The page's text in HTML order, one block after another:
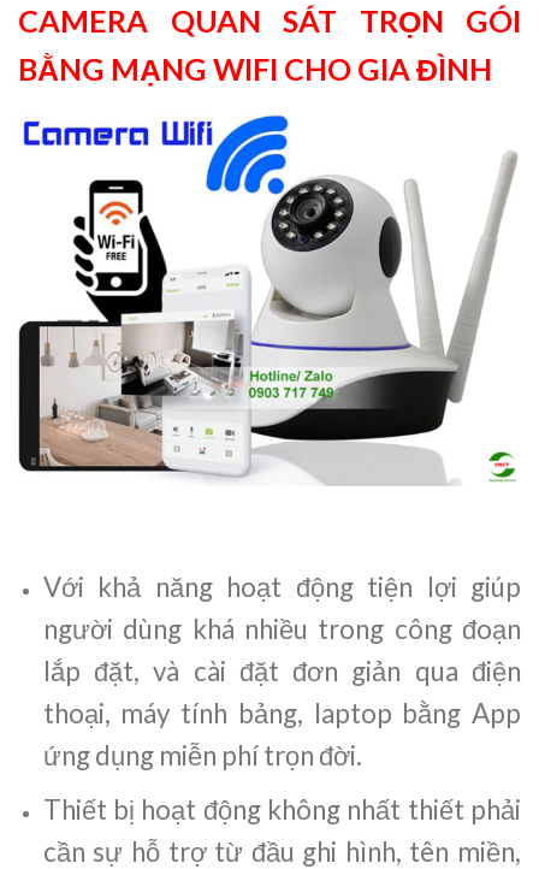
CAMERA QUAN SÁT TRỌN GÓI
BẰNG MẠNG WIFI CHO GIA ĐÌNH
Với khả năng hoạt động tiện lợi giúp
người dùng khá nhiều trong công đoạn
lắp đặt, và cài đặt đơn giản qua điện
thoại, máy tính bảng, laptop bằng App
ứng dụng miễn phí trọn đời.
Thiết bị hoạt động không nhất thiết phải
cần sự hỗ trợ từ đầu ghi hình, tên miền,